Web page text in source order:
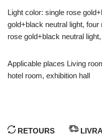
Light color: single rose
gold+black neutral light,
rose gold+black neutral
Applicable places Living
hotel room, exhibition hall
RETOURS